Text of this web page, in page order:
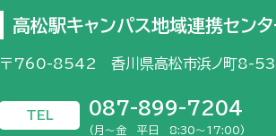
高松駅キャンパス地域連携セン
〒760-8542 香川県高松市浜ノ町8-53
TEL 087-899-7204
(月～金 平日 8:30～17:00)